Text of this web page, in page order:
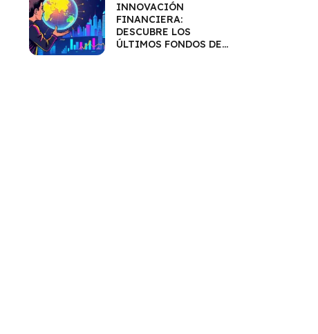
INNOVACIÓN
FINANCIERA:
DESCUBRE LOS
ÚLTIMOS FONDOS DEL